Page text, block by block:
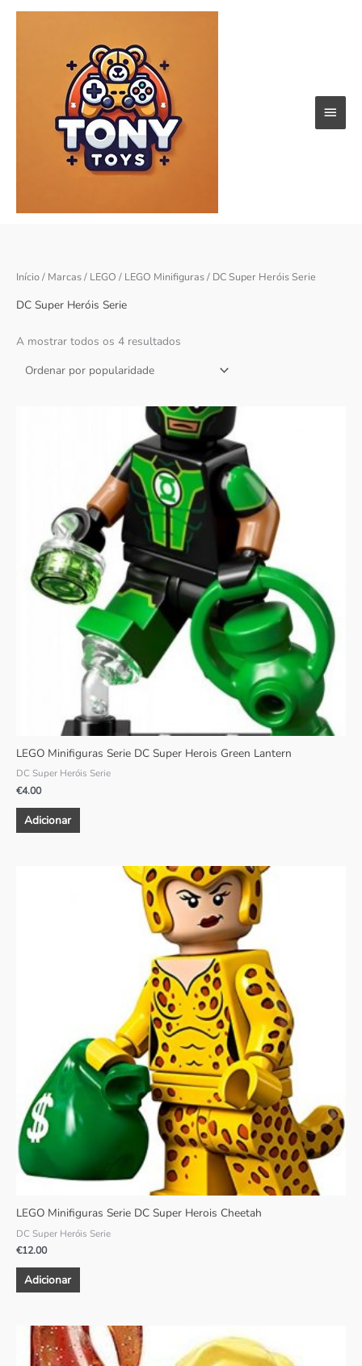
Skip
Início/ Marcas/ LEGO / LEGO Minifiguras/ DC Super Heróis Serie
DC Super Heróis Serie
A mostrar todos os 4 resultados
Ordenado
por
LEGO Minifiguras Serie DC Super Herois Green Lantern
DC Super Heróis Serie
€4.00
Adicionar
LEGO Minifiguras Serie DC Super Herois Cheetah
DC Super Heróis Serie
€12.00
Adicionar